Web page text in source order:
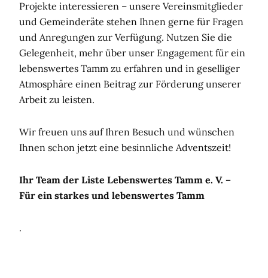
Projekte interessieren – unsere Vereinsmitglieder
und Gemeinderäte stehen Ihnen gerne für Fragen
und Anregungen zur Verfügung. Nutzen Sie die
Gelegenheit, mehr über unser Engagement für ein
lebenswertes Tamm zu erfahren und in geselliger
Atmosphäre einen Beitrag zur Förderung unserer
Arbeit zu leisten.
Wir freuen uns auf Ihren Besuch und wünschen
Ihnen schon jetzt eine besinnliche Adventszeit!
Ihr Team der Liste Lebenswertes Tamm e. V. –
Für ein starkes und lebenswertes Tamm
.